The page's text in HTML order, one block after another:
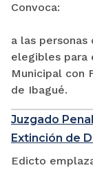
Convoca:
a las
elegibles para
Municipal con
de Ibagué.
Juzgado
Extinción de
Edicto